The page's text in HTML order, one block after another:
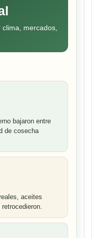
mercados,
bajaron entre
de cosecha
aceites